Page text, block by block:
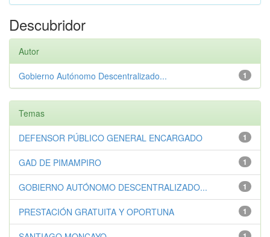
Descubridor
Autor
1
Gobierno Autónomo Descentralizado...
Temas
1
DEFENSOR PÚBLICO GENERAL ENCARGADO
1
GAD DE PIMAMPIRO
1
GOBIERNO AUTÓNOMO DESCENTRALIZADO...
1
PRESTACIÓN GRATUITA Y OPORTUNA